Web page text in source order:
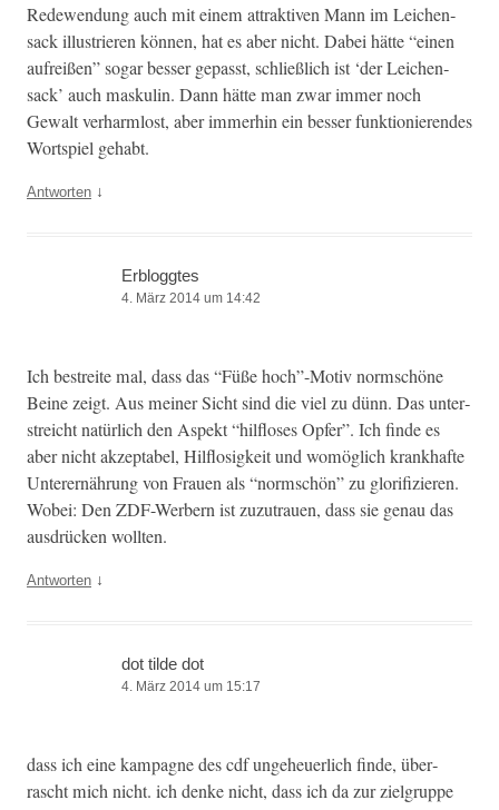
Redewen­dung auch mit einem attrak­tiv­en Mann im Leichen­
sack illus­tri­eren kön­nen, hat es aber nicht. Dabei hätte “einen
aufreißen” sog­ar bess­er gepasst, schließlich ist ‘der Leichen­
sack’ auch maskulin. Dann hätte man zwar immer noch
Gewalt ver­harm­lost, aber immer­hin ein bess­er funk­tion­ieren­des
Wort­spiel gehabt.
Antworten ↓
Erbloggtes
4. März 2014 um 14:42
Ich bestre­ite mal, dass das “Füße hoch”-Motiv norm­schöne
Beine zeigt. Aus mein­er Sicht sind die viel zu dünn. Das unter­
stre­icht natür­lich den Aspekt “hil­flos­es Opfer”. Ich finde es
aber nicht akzept­abel, Hil­flosigkeit und wom­öglich krankhafte
Unter­ernährung von Frauen als “norm­schön” zu glo­ri­fizieren.
Wobei: Den ZDF-Wer­bern ist zuzu­trauen, dass sie genau das
aus­drück­en wollten.
Antworten ↓
dot tilde dot
4. März 2014 um 15:17
dass ich eine kam­pagne des cdf unge­heuer­lich finde, über­
rascht mich nicht. ich denke nicht, dass ich da zur ziel­gruppe